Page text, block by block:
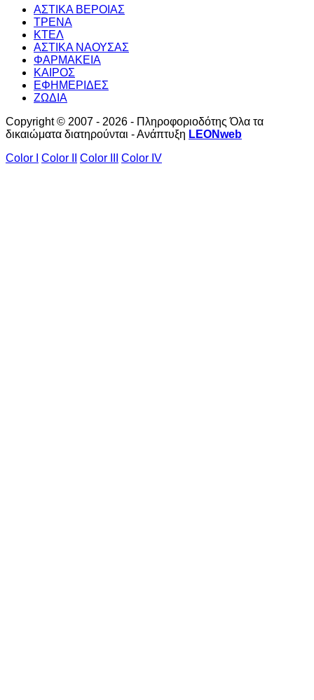
ΑΣΤΙΚΑ ΒΕΡΟΙΑΣ
ΤΡΕΝΑ
ΚΤΕΛ
ΑΣΤΙΚΑ ΝΑΟΥΣΑΣ
ΦΑΡΜΑΚΕΙΑ
ΚΑΙΡΟΣ
ΕΦΗΜΕΡΙΔΕΣ
ΖΩΔΙΑ
Copyright © 2007 - 2026 - Πληροφοριοδότης Όλα τα
δικαιώματα διατηρούνται - Ανάπτυξη LEONweb
Color I
Color II Color III Color IV